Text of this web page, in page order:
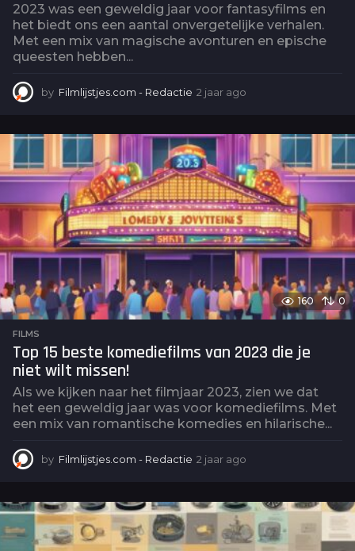
2023 was een geweldig jaar voor fantasyfilms en
het biedt ons een aantal onvergetelijke verhalen.
Met een mix van magische avonturen en epische
queesten hebben...
by Filmlijstjes.com - Redactie 2 jaar ago
a
a
g
o
160 0
FILMS
Top 15 beste komediefilms van 2023 die je
niet wilt missen!
Als we kijken naar het filmjaar 2023, zien we dat
het een geweldig jaar was voor komediefilms. Met
een mix van romantische komedies en hilarische...
by Filmlijstjes.com - Redactie 2 jaar ago
a
a